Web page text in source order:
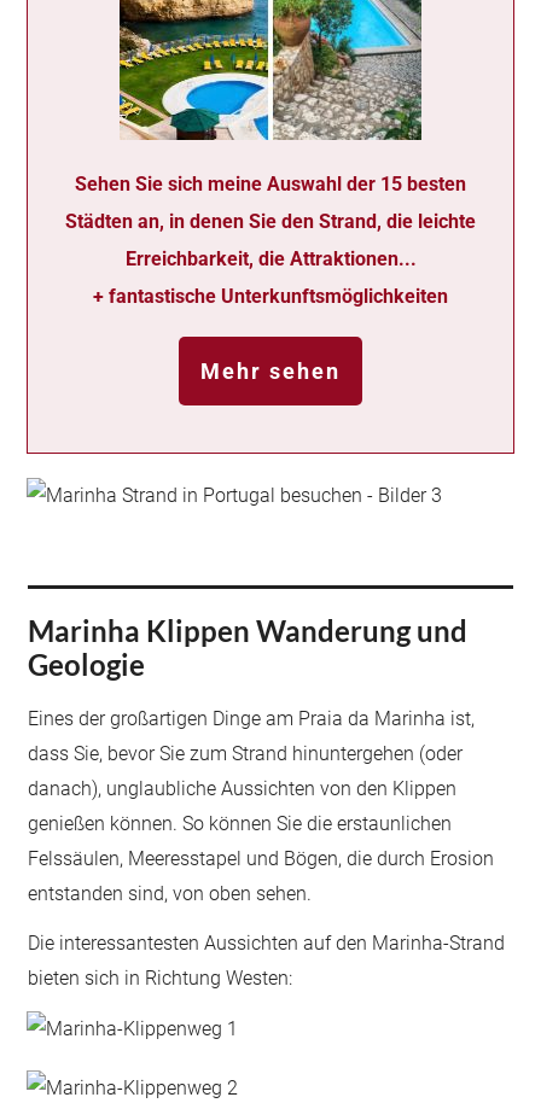
Sehen Sie sich meine Auswahl der 15 besten
Städten an, in denen Sie den Strand, die leichte
Erreichbarkeit, die Attraktionen...
+ fantastische Unterkunftsmöglichkeiten
Mehr sehen
Marinha Klippen Wanderung und
Geologie
Eines der großartigen Dinge am Praia da Marinha ist,
dass Sie, bevor Sie zum Strand hinuntergehen (oder
danach), unglaubliche Aussichten von den Klippen
genießen können. So können Sie die erstaunlichen
Felssäulen, Meeresstapel und Bögen, die durch Erosion
entstanden sind, von oben sehen.
Die interessantesten Aussichten auf den Marinha-Strand
bieten sich in Richtung Westen: